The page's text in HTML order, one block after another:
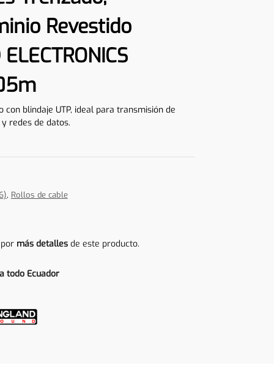
Revestido
blindaje UTP, ideal para transmisión de
redes de datos.
, Rollos de cable
más detallesde este producto.
todo Ecuador